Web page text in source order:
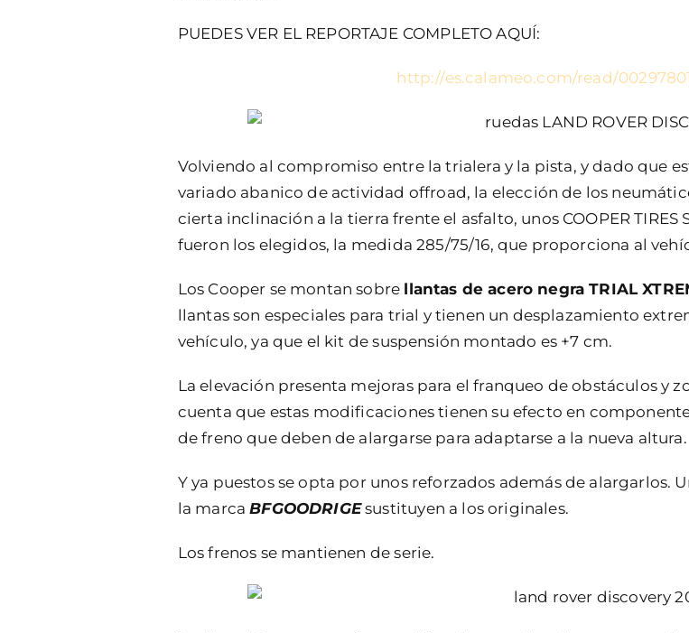
PUEDES VER EL REPORTAJE COMPLETO AQUÍ:
http://es.calameo.com/read/
Volviendo al compromiso entre la trialera y la pista, y dado que
variado abanico de actividad offroad, la elección de los
cierta inclinación a la tierra frente el asfalto, unos COOPER TIRES
fueron los elegidos, la medida 285/75/16, que proporciona al
Los Cooper se montan sobre llantas de acero negra TRIAL
llantas son especiales para trial y tienen un desplazamiento
vehículo, ya que el kit de suspensión montado es +7 cm.
La elevación presenta mejoras para el franqueo de obstáculos y
cuenta que estas modificaciones tienen su efecto en
de freno que deben de alargarse para adaptarse a la nueva altura.
Y ya puestos se opta por unos reforzados además de alargarlos.
la marcaBFGOODRIGEsustituyen a los originales.
Los frenos se mantienen de serie.